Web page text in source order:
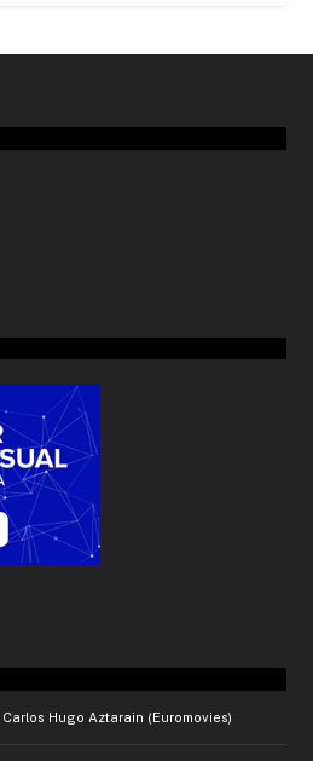
Carlos Hugo Aztarain (Euromovies)